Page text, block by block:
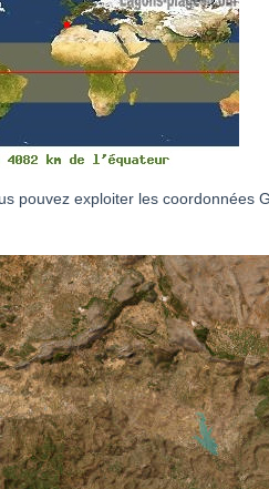
pouvez exploiter les coordonnées